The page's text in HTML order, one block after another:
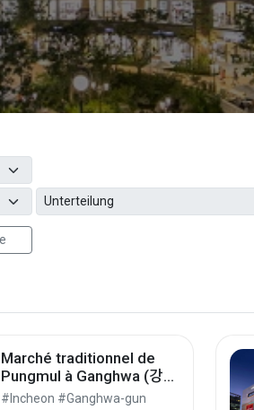
Marché traditionnel de
Pungmul à Ganghwa (강화
풍물시장)
#Incheon #Ganghwa-gun